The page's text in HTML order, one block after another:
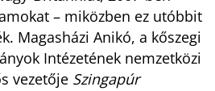
– miközben ez utóbbit
Magasházi Anikó, a kőszegi
Intézetének nemzetközi
vezetője Szingapúr